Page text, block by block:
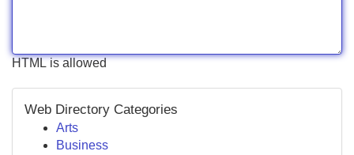
HTML is allowed
Web Directory Categories
Arts
Business